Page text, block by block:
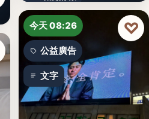
19,800円
今天 08:26
公益廣告
文字
♡